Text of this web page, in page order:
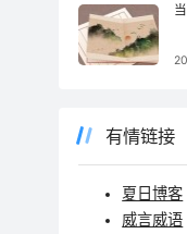
有情链接
夏日博客
威言威语